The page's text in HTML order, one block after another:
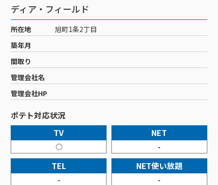
工事・配線について
新居をご検討中の方へ
ポテトを導入している集合住宅
物件情報
特典・キャンペーン
おトクな割引サービス
ご加入中の方
ご加入中のサービス確認・変更
WEBメール
サポートサービス
サポートサービストップ
リモートコール
回線速度測定
接続・設定⽅法
訪問サポート＆サポートパックサービス料⾦表
新着情報
メンテナンス・障害情報
ポテトからのプレゼント
イベントカレンダー
講座のご案内
サービス案内
サービス案内
ケーブルテレビ
ケーブルテレビトップ
チャンネル紹介
料⾦プラン
NHK衛星受信料団体⼀括⽀払
機器⼀覧
インターネット
インターネットトップ
料⾦プラン
Wi-Fiサービス
ポテトホーム防犯カメラ
オプションサービス
インターネットギガシェアプラン
固定電話
固定電話トップ
基本料⾦・通話料⾦
オプションサービス
auスマートバリュー
auまとめトーク
ポテトスマートフォントップ
料⾦プラン
機種⼀覧
オプションサービス
でんき
でんきトップ
ポラリンでんき×ポテト
ポテトでんき
暮らしを快適にするサービス
暮らしを快適にするサービストップ
ポテトライフメール
コミチャン
お困りの方はこちら
会社案内
メンテナンス
障害情報
ディア・フィールド
所在地
旭町1条2丁目
築年月
間取り
管理会社名
管理会社HP
ポテト対応状況
TV
○
NET
-
TEL
-
NET使い放題
-